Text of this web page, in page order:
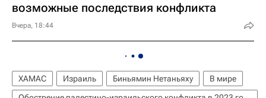
возможные последствия конфликта
Вчера, 18:44
ХАМАС Израиль Биньямин Нетаньяху
В мире